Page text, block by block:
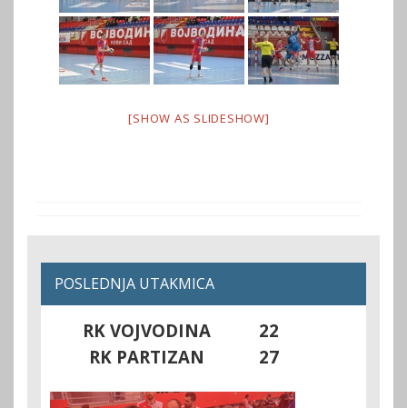
[SHOW AS SLIDESHOW]
POSLEDNJA UTAKMICA
RK VOJVODINA
22
RK PARTIZAN
27